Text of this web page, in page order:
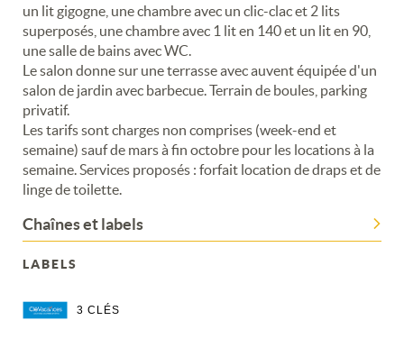
un lit gigogne, une chambre avec un clic-clac et 2 lits
superposés, une chambre avec 1 lit en 140 et un lit en 90,
une salle de bains avec WC.
Le salon donne sur une terrasse avec auvent équipée d'un
salon de jardin avec barbecue. Terrain de boules, parking
privatif.
Les tarifs sont charges non comprises (week-end et
semaine) sauf de mars à fin octobre pour les locations à la
semaine. Services proposés : forfait location de draps et de
linge de toilette.
Chaînes et labels
LABELS
3 CLÉS